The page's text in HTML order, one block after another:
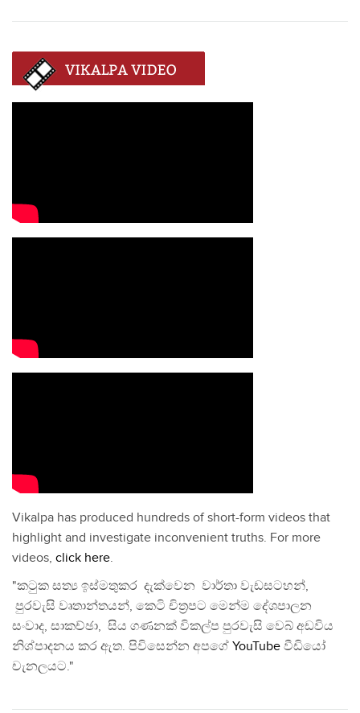
Vikalpa has produced hundreds of short-form videos that
highlight and investigate inconvenient truths. For more
videos, click here.
"කටුක සත්‍ය ඉස්මතුකර දැක්වෙන වාර්තා වැඩසටහන්,
පුරවැසි වෘතාන්තයන්, කෙටි චිත්‍රපට මෙන්ම දේශපාලන
සංවාද, සාකච්ඡා, සිය ගණනක් විකල්ප පුරවැසි වෙබ් අඩවිය
නිශ්පාදනය කර ඇත. පිවිසෙන්න අපගේ YouTube වීඩියෝ
චැනලයට."